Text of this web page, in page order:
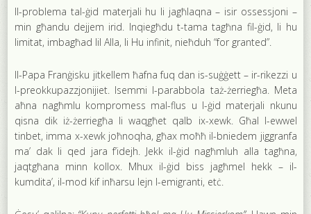
Il-problema tal-ġid materjali hu li jagħlaqna – isir ossessjoni –
min għandu dejjem irid. Inqiegħdu t-tama tagħna fil-ġid, li hu
limitat, imbagħad lil Alla, li Hu infinit, nieħduh “for granted”.
Il-Papa Franġisku jitkellem ħafna fuq dan is-suġġett – ir-rikezzi u
l-preokkupazzjonijiet. Isemmi l-parabbola taż-żerriegħa. Meta
aħna nagħmlu kompromess mal-flus u l-ġid materjali nkunu
qisna dik iż-żerriegħa li waqgħet qalb ix-xewk. Għal l-ewwel
tinbet, imma x-xewk joħnoqha, għax moħħ il-bniedem jiggranfa
ma’ dak li qed jara f’idejh. Jekk il-ġid nagħmluh alla tagħna,
jaqtgħana minn kollox. Mhux il-ġid biss jagħmel hekk – il-
kumdita’, il-mod kif inħarsu lejn l-emigranti, etċ.